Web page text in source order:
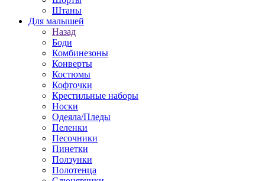
Штаны
Для малышей
Назад
Боди
Комбинезоны
Конверты
Костюмы
Кофточки
Крестильные наборы
Носки
Одеяла/Пледы
Пеленки
Песочники
Пинетки
Ползунки
Полотенца